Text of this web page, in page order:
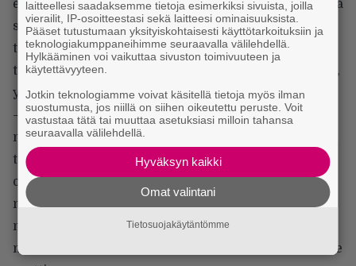
epäonnistua tai onnistua hyvin pienillä teoilla, mutta
samalla meillä kaikilla on tuhansien ja taas
tuhansien kuultujen kappaleiden ansiosta
takaraivossamme se tietty ajatus, millainen on hyvä,
ytimekäs biisi.
– Pidemmän sävellyksen kohdalla taas… Sellaista ei
noin vain pelastakaan muutamalla hyvällä teemalla
tai riffillä, eikä kertosäkeitä ole varsinaisesti
olemassakaan. Nykyisen ylitarjonnan takia
mielenkiintoa voi olla vaikeaa pitää yllä edes sen
neljä minuuttia. Kuvittelepa vain, miten lujasti
musiikin on napattava kiinni kiinnostaakseen kolme
laitteellesi saadaksemme tietoja esimerkiksi sivuista, joilla
vierailit, IP-osoitteestasi sekä laitteesi ominaisuuksista.
Pääset tutustumaan yksityiskohtaisesti käyttötarkoituksiin ja
teknologiakumppaneihimme seuraavalla välilehdellä.
Hylkääminen voi vaikuttaa sivuston toimivuuteen ja
käytettävyyteen.
Jotkin teknologiamme voivat käsitellä tietoja myös ilman
suostumusta, jos niillä on siihen oikeutettu peruste. Voit
vastustaa tätä tai muuttaa asetuksiasi milloin tahansa
seuraavalla välilehdellä.
Hyväksyn kaikki
Omat valintani
Tietosuojakäytäntömme